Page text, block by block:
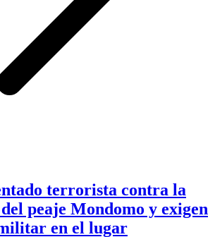
terrorista contra la
peaje Mondomo y exigen
en el lugar